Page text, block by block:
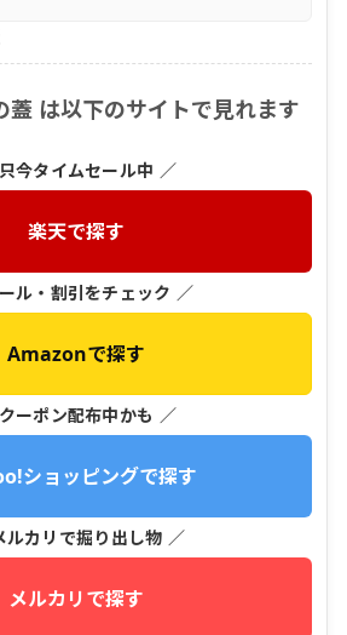
蓋 は以下のサイトで見れます
今タイムセール中 ／
楽天で探す
ル・割引をチェック ／
Amazonで探す
ーポン配布中かも ／
ショッピングで探す
ルカリで掘り出し物 ／
メルカリで探す